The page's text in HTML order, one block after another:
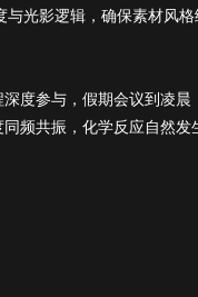
光影逻辑，确保素材风
参与，假期会议到凌
频共振，化学反应自然发